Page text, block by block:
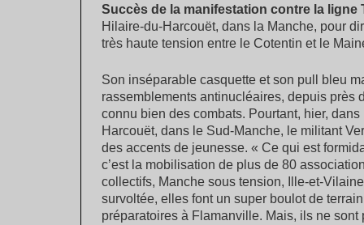
Succès de la manifestation contre la ligne
Hilaire-du-Harcouët, dans la Manche, pour
très haute tension entre le Cotentin et le
Son inséparable casquette et son pull bleu
rassemblements antinucléaires, depuis près
connu bien des combats. Pourtant, hier,
Harcouët, dans le Sud-Manche, le militant
des accents de jeunesse. « Ce qui est
c’est la mobilisation de plus de 80
collectifs, Manche sous tension, Ille-et-
survoltée, elles font un super boulot de
préparatoires à Flamanville. Mais, ils ne sont